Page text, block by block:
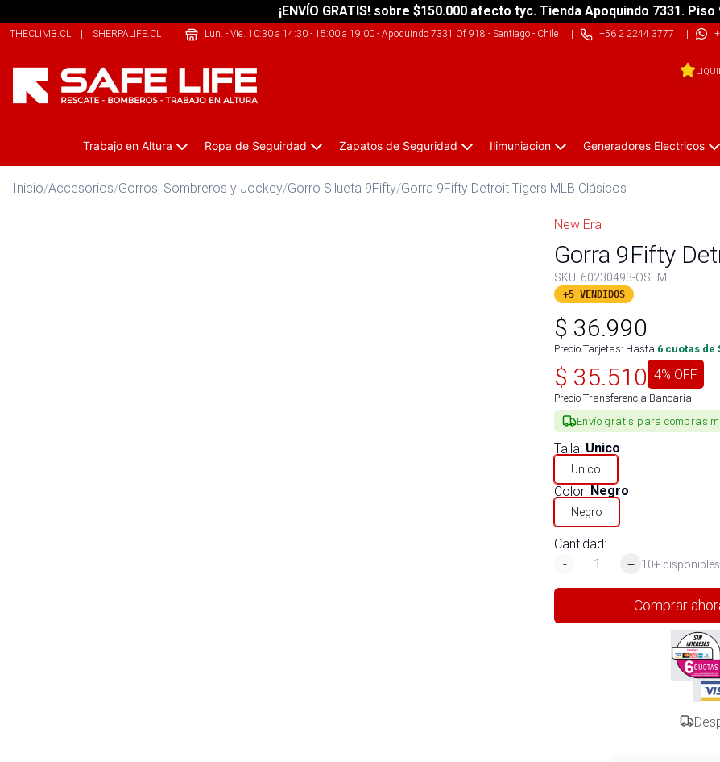
¡ENVÍO GRATIS! sobre $150.000 afecto tyc. Tienda Apoquindo 7331. Piso
THECLIMB.CL | SHERPALIFE.CL 209SPORTS.CL
Lun. - Vie. 10:30 a 14:30 - 15:00 a 19:00- Apoquindo 7331 Of 918 - Santiago - Chile| +56 2 2244 3777 |
Trabajo en Altura Ropa de Seguirdad Zapatos de Seguridad Ilimuniacion Generadores Electricos
Inicio/Accesorios/Gorros, Sombreros y Jockey/Gorro Silueta 9Fifty/Gorra 9Fifty Detroit Tigers MLB Clásicos
New Era
Gorra 9Fifty
SKU: 60230493-OSFM
+5 VENDIDOS
$ 36.990
Precio Tarjetas: Hasta 6 cuotas de
$ 35.510 4% OFF
Precio Transferencia Bancaria
Envío gratis para compras
Talla: Unico
Unico
Color: Negro
Negro
Cantidad:
-
+ 10+ disponibles
Comprar